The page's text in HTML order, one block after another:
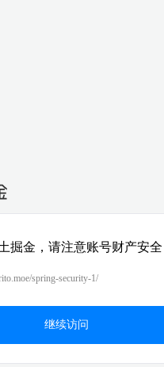
掘金，请注意账号财产安全
spring-security-1/
继续访问